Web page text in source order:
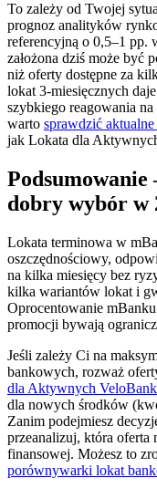
To zależy od Twojej
prognoz analityków
referencyjną o 0,5–1 pp.
założona dziś może być
niż oferty dostępne za
lokat 3-miesięcznych
szybkiego reagowania
warto sprawdzić
jak Lokata dla
dobry wybór w
Lokata terminowa w
oszczędnościowy,
na kilka miesięcy bez
kilka wariantów lokat i
Oprocentowanie
promocji bywają
Jeśli zależy Ci na
bankowych, rozważ
dla Aktywnych VeloBank
dla nowych środków
Zanim podejmiesz
przeanalizuj, która oferta
finansowej. Możesz to
porównywarki lokat